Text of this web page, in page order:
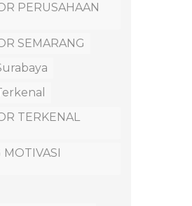
PERUSAHAAN
SEMARANG
TERKENAL
MOTIVASI